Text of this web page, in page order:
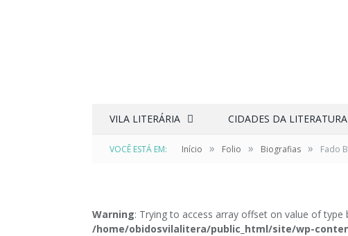
VILA LITERÁRIA CIDADES DA LITERATURA
VOCÊ ESTÁ EM: Início » Folio » Biografias » Fado
Warning: Trying to access array offset on value of type
/home/obidosvilalitera/public_html/site/wp-